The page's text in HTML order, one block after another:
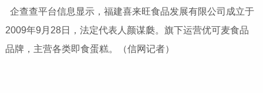
企查查平台信息显示，福建喜来旺食品发展有限公司成立于
2009年9月28日，法定代表人颜谋瓞。旗下运营优可麦食品
品牌，主营各类即食蛋糕。（信网记者）